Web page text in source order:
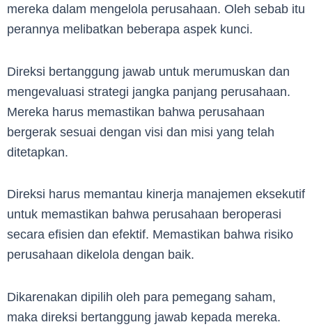
mereka dalam mengelola perusahaan. Oleh sebab itu
perannya melibatkan beberapa aspek kunci.
Direksi bertanggung jawab untuk merumuskan dan
mengevaluasi strategi jangka panjang perusahaan.
Mereka harus memastikan bahwa perusahaan
bergerak sesuai dengan visi dan misi yang telah
ditetapkan.
Direksi harus memantau kinerja manajemen eksekutif
untuk memastikan bahwa perusahaan beroperasi
secara efisien dan efektif. Memastikan bahwa risiko
perusahaan dikelola dengan baik.
Dikarenakan dipilih oleh para pemegang saham,
maka direksi bertanggung jawab kepada mereka.